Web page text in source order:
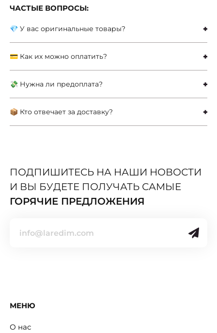
ЧАСТЫЕ ВОПРОСЫ:
💎 У вас оригинальные товары?
💳 Как их можно оплатить?
💸 Нужна ли предоплата?
📦 Кто отвечает за доставку?
ПОДПИШИТЕСЬ НА НАШИ НОВОСТИ
И ВЫ БУДЕТЕ ПОЛУЧАТЬ САМЫЕ
ГОРЯЧИЕ ПРЕДЛОЖЕНИЯ
МЕНЮ
О нас